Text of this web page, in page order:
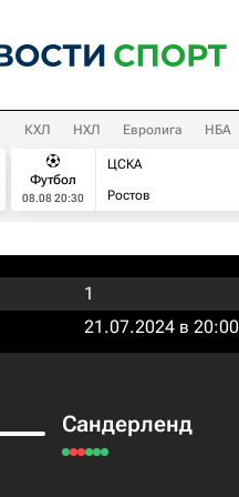
КХЛ НХЛ Евролига НБА
Футбол
08.08 20:30
ЦСКА
Ростов
1
21.07.2024 в 20:00
Сандерленд